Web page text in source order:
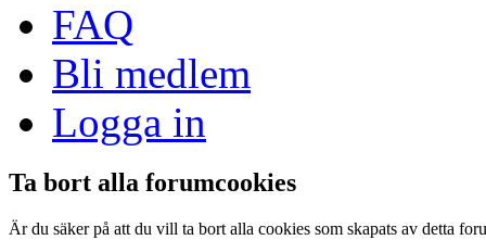
FAQ
Bli medlem
Logga in
Ta bort alla forumcookies
Är du säker på att du vill ta bort alla cookies som skapats av detta